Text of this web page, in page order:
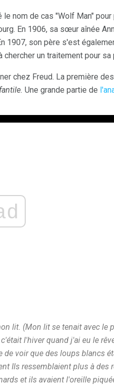
le nom de cas "Wolf Man"
En 1906, sa sœur aînée
1907, son père s'est
un traitement pour
chez Freud. La première
Une grande partie de
lit. (Mon lit se tenait avec le
l'hiver quand j'ai eu le
voir que des loups blancs
Ils ressemblaient plus à des
et ils avaient l'oreille